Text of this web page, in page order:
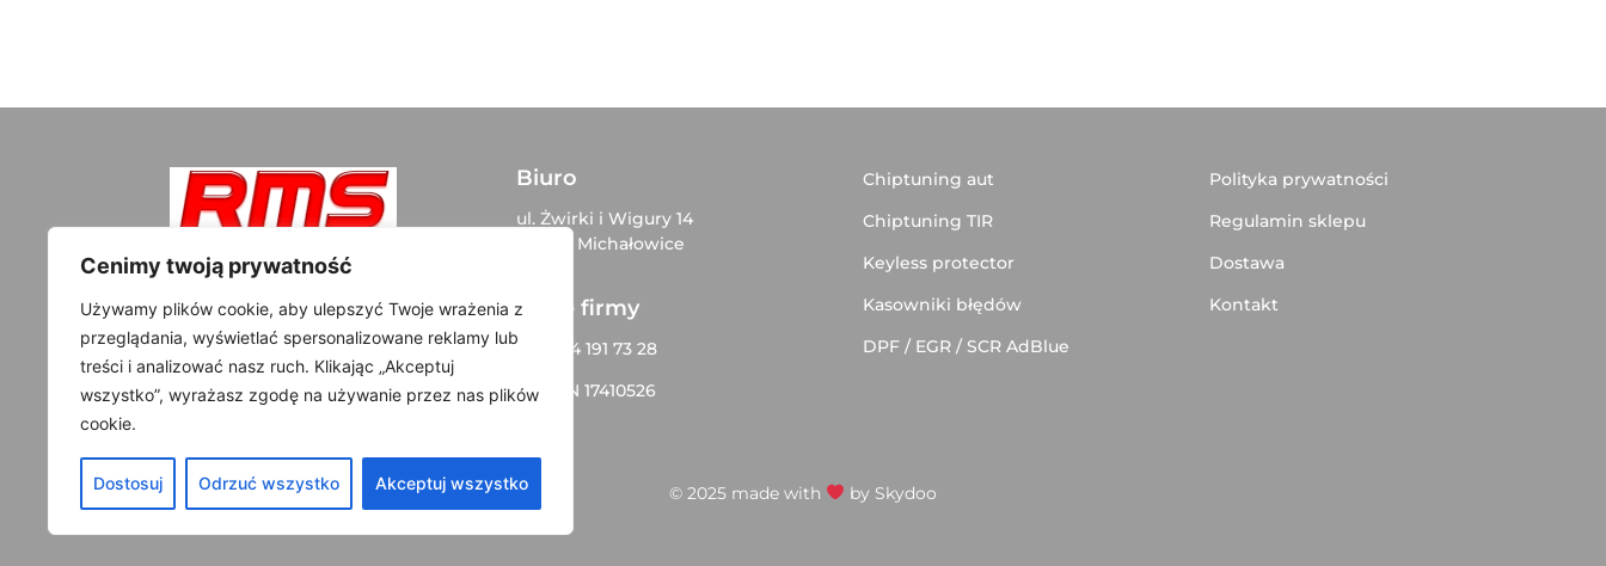
Cenimy twoją prywatność
Używamy plików cookie, aby ulepszyć Twoje wrażenia z
przeglądania, wyświetlać spersonalizowane reklamy lub
treści i analizować nasz ruch. Klikając „Akceptuj
wszystko”, wyrażasz zgodę na używanie przez nas plików
cookie.
Dostosuj Odrzuć wszystko Akceptuj wszystko
Szybki kontakt:
+48 500 300 108
info@rms-tuning.pl
Biuro
ul. Żwirki i Wigury 14
05–816 Michałowice
Dane firmy
NIP 534 191 73 28
REGON 17410526
Chiptuning aut
Chiptuning TIR
Keyless protector
Kasowniki błędów
DPF / EGR / SCR AdBlue
Polityka prywatności
Regulamin sklepu
Dostawa
Kontakt
© 2025 made with by Skydoo